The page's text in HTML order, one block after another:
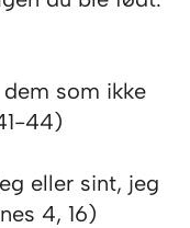
som ikke
44)
eller sint, jeg
4, 16)